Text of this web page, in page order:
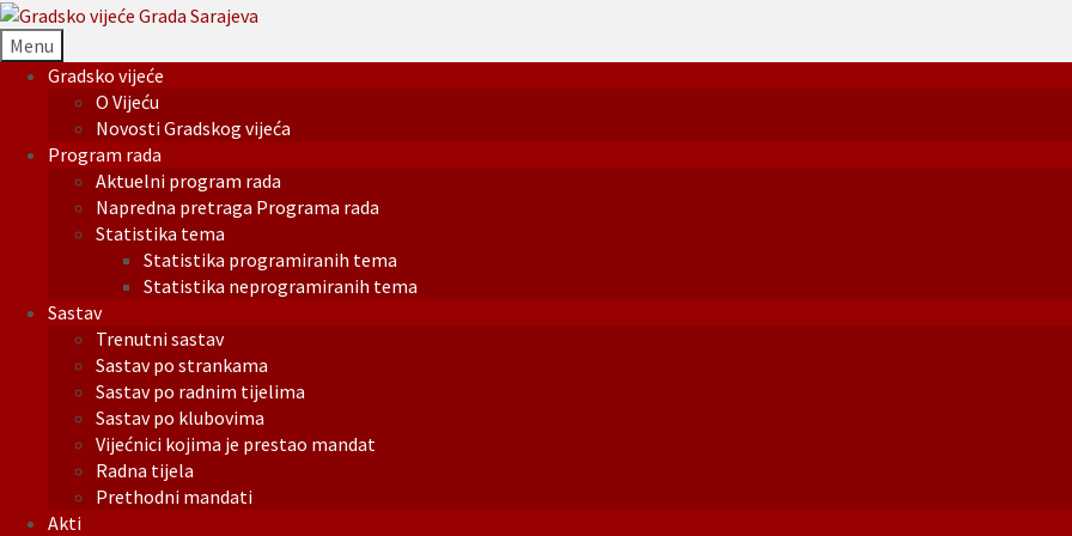
Menu
Gradsko vijeće
O Vijeću
Novosti Gradskog vijeća
Program rada
Aktuelni program rada
Napredna pretraga Programa rada
Statistika tema
Statistika programiranih tema
Statistika neprogramiranih tema
Sastav
Trenutni sastav
Sastav po strankama
Sastav po radnim tijelima
Sastav po klubovima
Vijećnici kojima je prestao mandat
Radna tijela
Prethodni mandati
Akti